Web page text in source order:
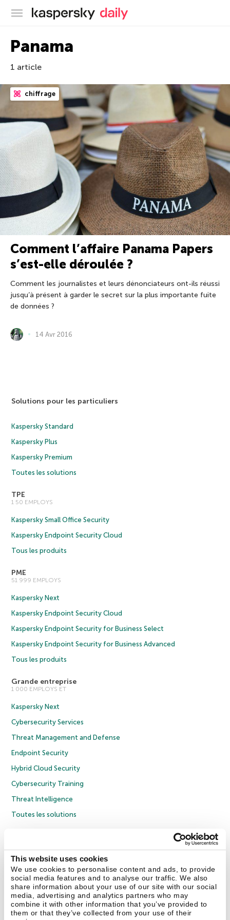
This website uses cookies
We use cookies to personalise content and ads, to provide
social media features and to analyse our traffic. We also
share information about your use of our site with our social
media, advertising and analytics partners who may
combine it with other information that you’ve provided to
them or that they’ve collected from your use of their
Blog officiel de Kaspersky
Panama
1 article
chiffrage
Comment l’affaire Panama Papers
s’est-elle déroulée ?
Comment les journalistes et leurs dénonciateurs ont-ils réussi
jusqu’à présent à garder le secret sur la plus importante fuite
de données ?
14 Avr 2016
Solutions pour les particuliers
Kaspersky Standard
Kaspersky Plus
Kaspersky Premium
Toutes les solutions
TPE
1 50 EMPLOYS
Kaspersky Small Office Security
Kaspersky Endpoint Security Cloud
Tous les produits
PME
51 999 EMPLOYS
Kaspersky Next
Kaspersky Endpoint Security Cloud
Kaspersky Endpoint Security for Business Select
Kaspersky Endpoint Security for Business Advanced
Tous les produits
Grande entreprise
1 000 EMPLOYS ET
Kaspersky Next
Cybersecurity Services
Threat Management and Defense
Endpoint Security
Hybrid Cloud Security
Cybersecurity Training
Threat Intelligence
Toutes les solutions
Politique de confidentialité
Politique anticorruption
Contrat de licence grand public
Contrat de licence entreprises
Cookies
Nous contacter À propos Partenaires Blog Communiqués de presse
Securelist Eugene Personal Blog Encyclopédie de Kaspersky